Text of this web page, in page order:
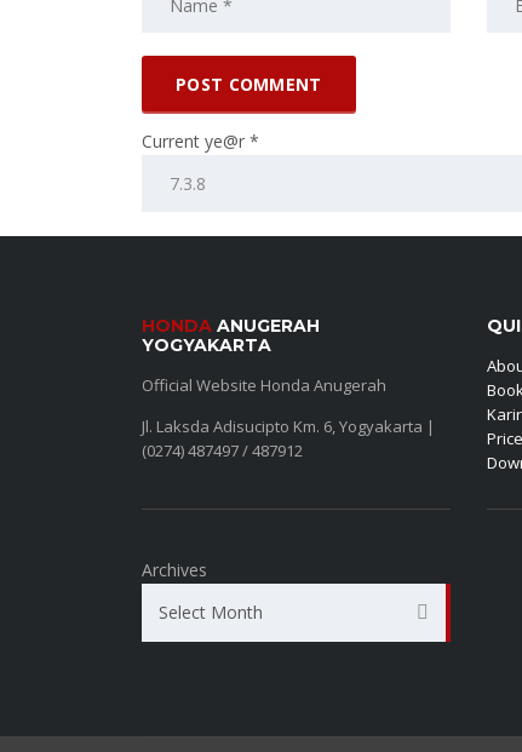
Current ye@r *
HONDA ANUGERAH
YOGYAKARTA
Official Website Honda Anugerah
Jl. Laksda Adisucipto Km. 6, Yogyakarta |
(0274) 487497 / 487912
Karir
Archives
Select Month